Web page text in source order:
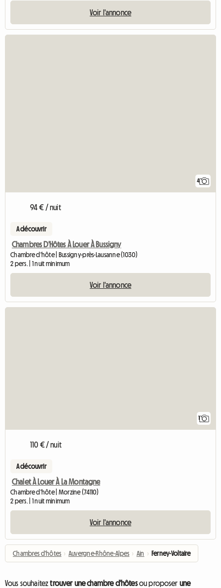
Voir l'annonce
4
94 € / nuit
A découvrir
Chambres D'Hôtes À Louer À Bussigny
Chambre d'hôte | Bussigny-près-Lausanne (1030)
2 pers. | 1 nuit minimum
Voir l'annonce
1
110 € / nuit
A découvrir
Chalet À Louer À La Montagne
Chambre d'hôte | Morzine (74110)
2 pers. | 1 nuit minimum
Voir l'annonce
Chambres d'hôtes › Auvergne-Rhône-Alpes › Ain › Ferney-Voltaire
Vous souhaiteztrouver une chambre d'hôtesou proposer une